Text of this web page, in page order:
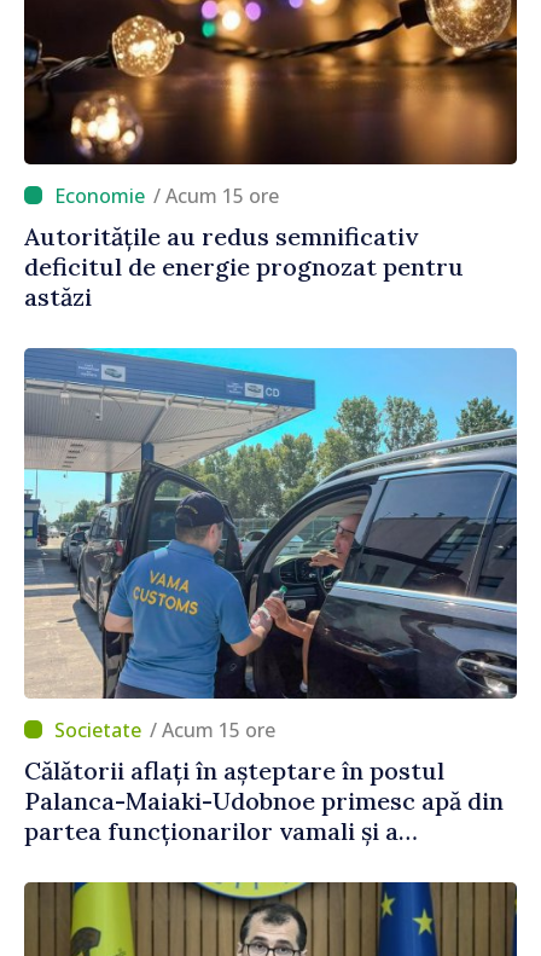
/ Acum 15 ore
Autoritățile au redus semnificativ
deficitul de energie prognozat pentru
astăzi
/ Acum 15 ore
Călătorii aflați în așteptare în postul
Palanca-Maiaki-Udobnoe primesc apă din
partea funcționarilor vamali și a